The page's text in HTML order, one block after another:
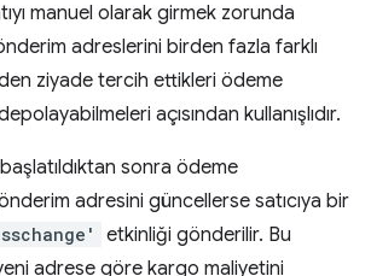
manuel olarak girmek zorunda
adreslerini birden fazla farklı
ziyade tercih ettikleri ödeme
açısından kullanışlıdır.
sonra ödeme
adresini güncellerse satıcıya bir
etkinliği gönderilir. Bu
yeni adrese göre kargo maliyetini